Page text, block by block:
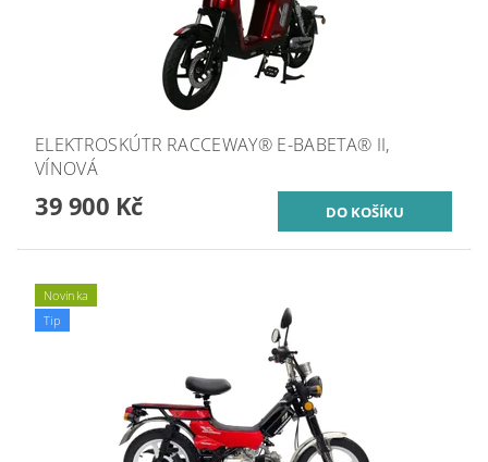
ELEKTROSKÚTR RACCEWAY® E-BABETA® II,
VÍNOVÁ
39 900 Kč
Novinka
Tip